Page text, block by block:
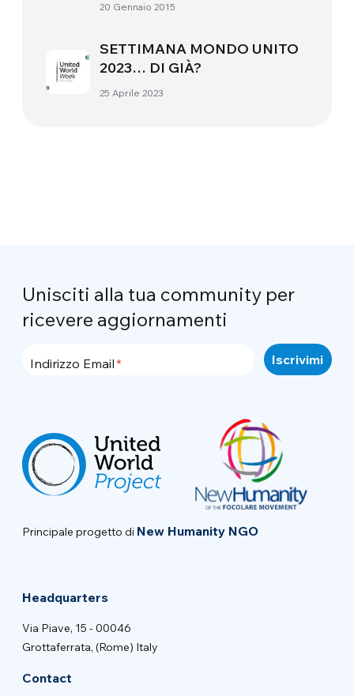
20 Gennaio 2015
SETTIMANA MONDO UNITO
2023… DI GIÀ?
25 Aprile 2023
Unisciti alla tua community per
ricevere aggiornamenti
Indirizzo Email
Principale progetto di New Humanity NGO
Headquarters
Via Piave, 15 - 00046
Grottaferrata, (Rome) Italy
Contact